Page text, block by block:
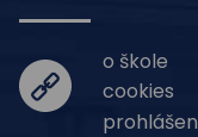
o škole
cookies